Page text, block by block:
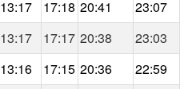
13:17 17:18 20:41
23:07
13:17 17:17 20:38
23:03
13:16 17:15 20:36
22:59